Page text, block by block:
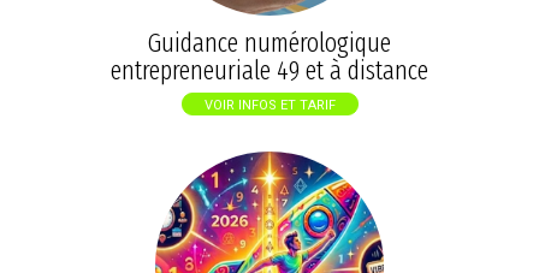
Guidance numérologique
entrepreneuriale 49 et à distance
VOIR INFOS ET TARIF